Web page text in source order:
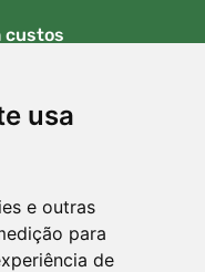
usa
e outras
para
de
custos
a 80 EUR
em qualquer
árvore! Leia mais